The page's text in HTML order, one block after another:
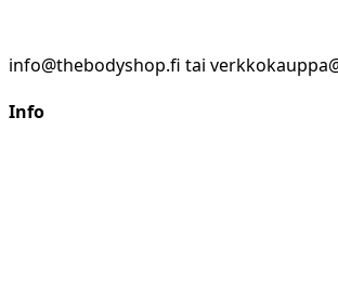
info@thebodyshop.fi tai
Info